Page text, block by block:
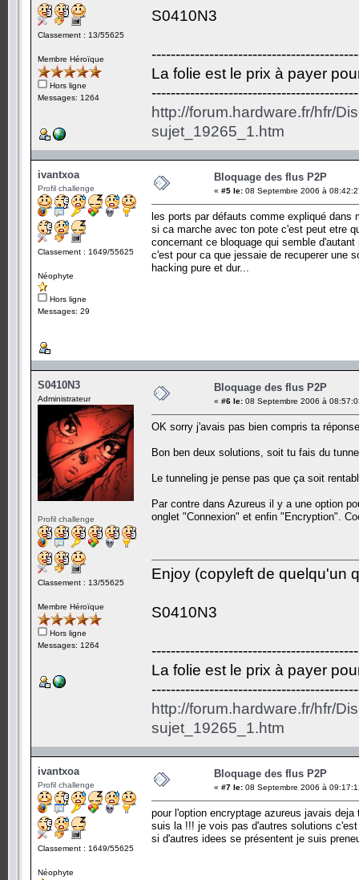
Classement : 13/55625
Membre Héroïque
Hors ligne
Messages: 1264
S0410N3
La folie est le prix à payer
http://forum.hardware.fr/hfr/
sujet_19265_1.htm
ivantxoa
Profil challenge
Classement : 1649/55625
Néophyte
Hors ligne
Messages: 29
Bloquage des flus P2P
« #5 le: 08 Septembre 2006 à
les ports par défauts comme expliqué
si ca marche avec ton pote c'est peut etre
concernant ce bloquage qui semble
c'est pour ca que jessaie de recuperer une
hacking pure et dur...
S0410N3
Administrateur
Profil challenge
Classement : 13/55625
Membre Héroïque
Hors ligne
Messages: 1264
Bloquage des flus P2P
« #6 le: 08 Septembre 2006 à
OK sorry j'avais pas bien compris ta
Bon ben deux solutions, soit tu fais du
Le tunneling je pense pas que ça soit
Par contre dans Azureus il y a une option
onglet "Connexion" et enfin "Encryption".
Enjoy (copyleft de quelqu'un
S0410N3
La folie est le prix à payer
http://forum.hardware.fr/hfr/
sujet_19265_1.htm
ivantxoa
Profil challenge
Classement : 1649/55625
Néophyte
Bloquage des flus P2P
« #7 le: 08 Septembre 2006 à
pour l'option encryptage azureus javais
suis la !!! je vois pas d'autres solutions
si d'autres idees se présentent je suis